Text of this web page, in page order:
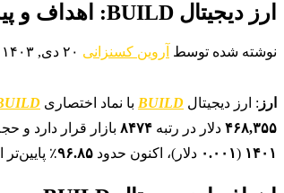
ارز دیجیتال BUILD: اهداف و پیش‌بینی قیمت
نوشته شده توسط آروین کسنزانی ۲۰ دی, ۱۴۰۳
ارز : ارز دیجیتال BUILD با نماد اختصاری
۴۶۸,۳۵۵ دلار در رتبه ۸۴۷۴ بازار قرار دارد و حجم
۱۴۰۱ (۰.۰۰۱ دلار)، اکنون حدود ۹۶.۸۵٪